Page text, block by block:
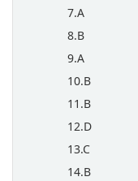
7.A
8.B
9.A
10.B
11.B
12.D
13.C
14.B